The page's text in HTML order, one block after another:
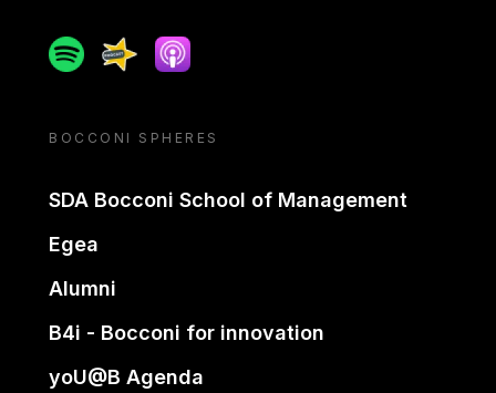
SpotifySpreakerApple podcast
BOCCONI SPHERES
SDA Bocconi School of Management
Egea
Alumni
B4i - Bocconi for innovation
yoU@B Agenda